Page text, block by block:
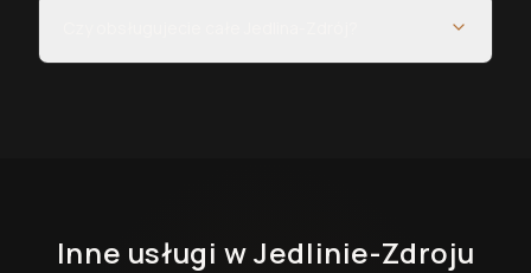
Inne usługi w Jedlinie-Zdroju